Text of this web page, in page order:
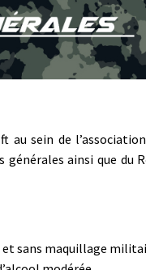
au sein de
générales ainsi que du
et sans maquillage